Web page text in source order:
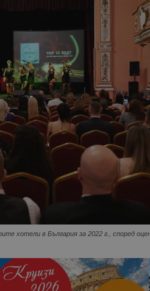
хотели в България за 2022 г., според